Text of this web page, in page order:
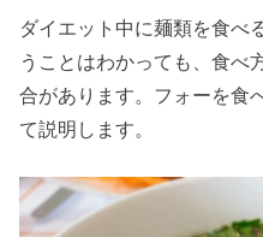
ダイエット中に麺類を食べ
うことはわかっても、食べ
合があります。フォーを食
て説明します。